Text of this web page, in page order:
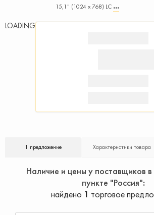
15,1" (1024 x 768) LC
LOADING
1 предложение Характеристики товара
Наличие и цены у поставщиков
пункте "Россия"
найдено 1 торговое